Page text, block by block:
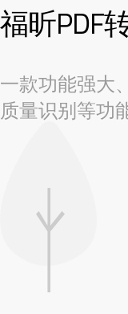
福昕PDF
一款功能强大
质量识别等功